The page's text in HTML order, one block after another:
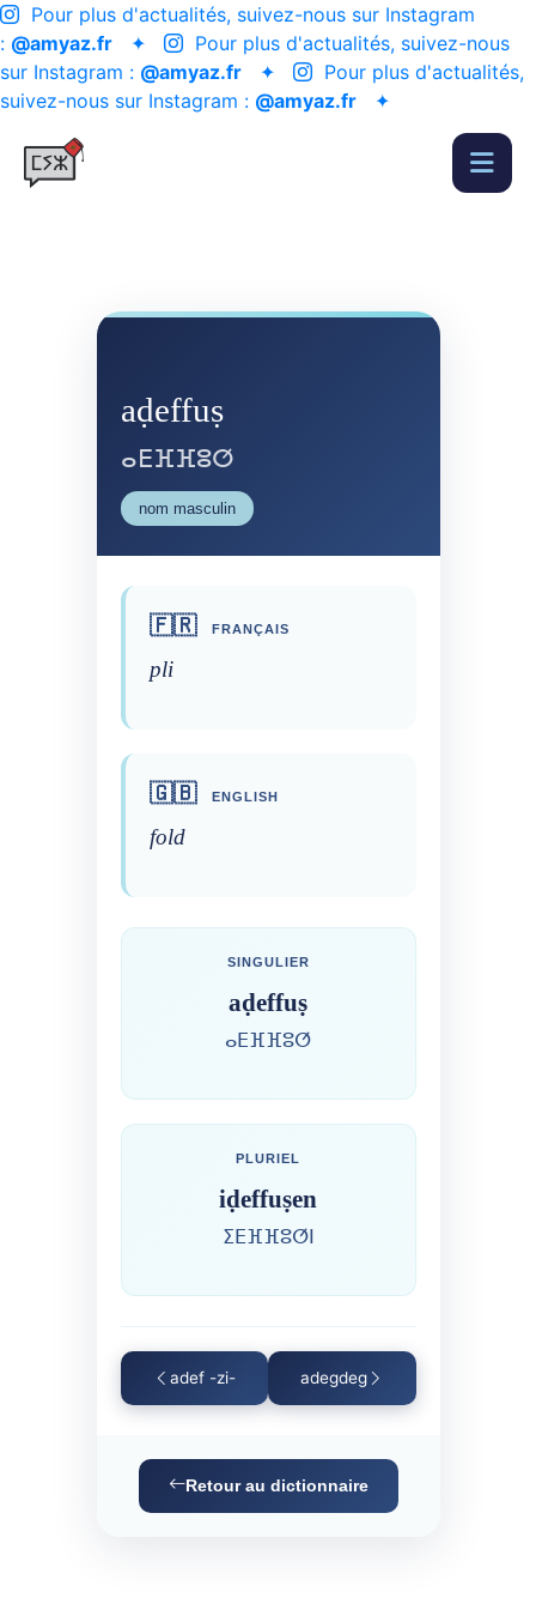
Pour plus d'actualités, suivez-nous sur Instagram
: @amyaz.fr ✦
Pour plus d'actualités, suivez-nous
sur Instagram : @amyaz.fr ✦
Pour plus d'actualités,
suivez-nous sur Instagram : @amyaz.fr ✦
aḍeffuṣ
ⴰⴹⴼⴼⵓⵚ
nom masculin
🇫🇷 FRANÇAIS
pli
🇬🇧 ENGLISH
fold
SINGULIER
aḍeffuṣ
ⴰⴹⴼⴼⵓⵚ
PLURIEL
iḍeffuṣen
ⵉⴹⴼⴼⵓⵚⵏ
adef -zi- adegdeg
Retour au dictionnaire